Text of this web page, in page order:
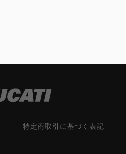
特定商取引に基づく表記